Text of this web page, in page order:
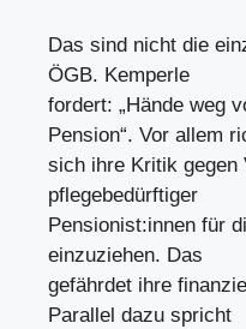
Das sind nicht die
ÖGB. Kemperle
fordert: „Hände weg
Pension“. Vor allem
sich ihre Kritik gegen
pflegebedürftiger
Pensionist:innen für
einzuziehen. Das
gefährdet ihre
Parallel dazu spricht